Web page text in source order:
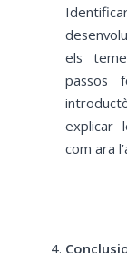
els
passos
explicar
com ara